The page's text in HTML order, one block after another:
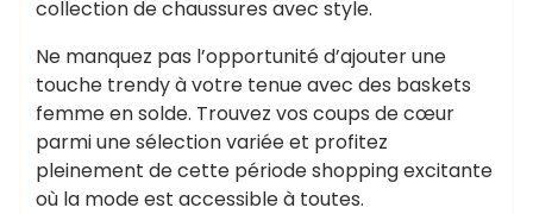
collection de chaussures avec style.
Ne manquez pas l’opportunité d’ajouter une
touche trendy à votre tenue avec des baskets
femme en solde. Trouvez vos coups de cœur
parmi une sélection variée et profitez
pleinement de cette période shopping excitante
où la mode est accessible à toutes.